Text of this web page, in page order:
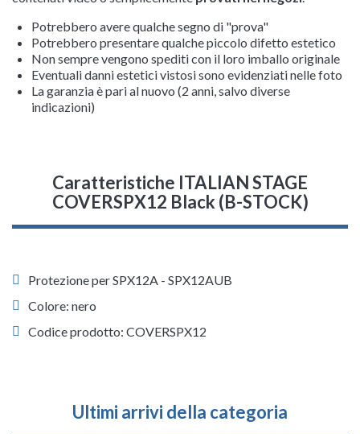
Potrebbero avere qualche segno di "prova"
Potrebbero presentare qualche piccolo difetto estetico
Non sempre vengono spediti con il loro imballo originale
Eventuali danni estetici vistosi sono evidenziati nelle foto
La garanzia è pari al nuovo (2 anni, salvo diverse
indicazioni)
Caratteristiche ITALIAN STAGE
COVERSPX12 Black (B-STOCK)
Protezione per SPX12A - SPX12AUB
Colore: nero
Codice prodotto: COVERSPX12
Ultimi arrivi della categoria